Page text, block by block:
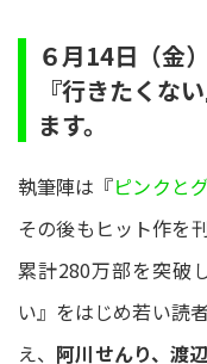
６月14日（金
『行きたくな
ます。
執筆陣は『ピンクと
その後もヒット作を
累計280万部を突破
い』をはじめ若い読
え、 阿川せんり、渡